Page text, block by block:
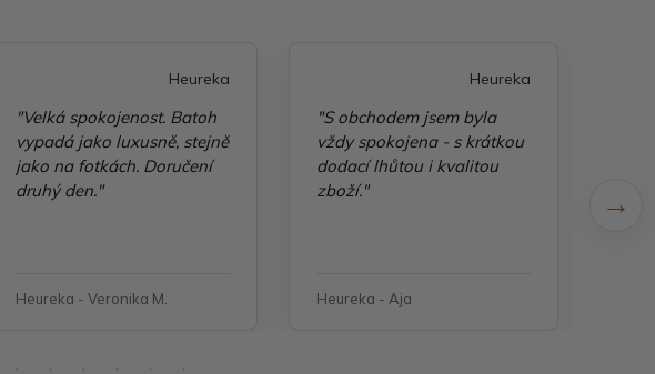
Heureka
"Velká spokojenost. Batoh
vypadá jako luxusně, stejně
jako na fotkách. Doručení
druhý den."
Heureka - Veronika M.
Heureka
"S obchodem jsem byla
vždy spokojena - s krátkou
dodací lhůtou i kvalitou
zboží."
Heureka - Aja